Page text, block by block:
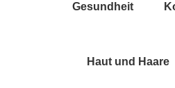
Gesundheit
Haut und Haare